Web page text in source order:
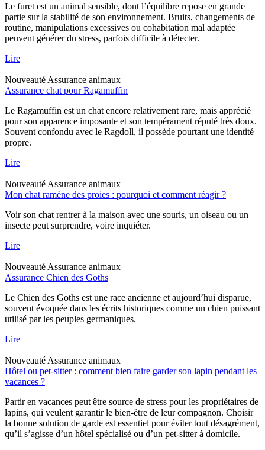
Le furet est un animal sensible, dont l’équilibre repose en grande
partie sur la stabilité de son environnement. Bruits, changements de
routine, manipulations excessives ou cohabitation mal adaptée
peuvent générer du stress, parfois difficile à détecter.
Lire
Nouveauté Assurance animaux
Assurance chat pour Ragamuffin
Le Ragamuffin est un chat encore relativement rare, mais apprécié
pour son apparence imposante et son tempérament réputé très doux.
Souvent confondu avec le Ragdoll, il possède pourtant une identité
propre.
Lire
Nouveauté Assurance animaux
Mon chat ramène des proies : pourquoi et comment réagir ?
Voir son chat rentrer à la maison avec une souris, un oiseau ou un
insecte peut surprendre, voire inquiéter.
Lire
Nouveauté Assurance animaux
Assurance Chien des Goths
Le Chien des Goths est une race ancienne et aujourd’hui disparue,
souvent évoquée dans les écrits historiques comme un chien puissant
utilisé par les peuples germaniques.
Lire
Nouveauté Assurance animaux
Hôtel ou pet-sitter : comment bien faire garder son lapin pendant les
vacances ?
Partir en vacances peut être source de stress pour les propriétaires de
lapins, qui veulent garantir le bien-être de leur compagnon. Choisir
la bonne solution de garde est essentiel pour éviter tout désagrément,
qu’il s’agisse d’un hôtel spécialisé ou d’un pet-sitter à domicile.